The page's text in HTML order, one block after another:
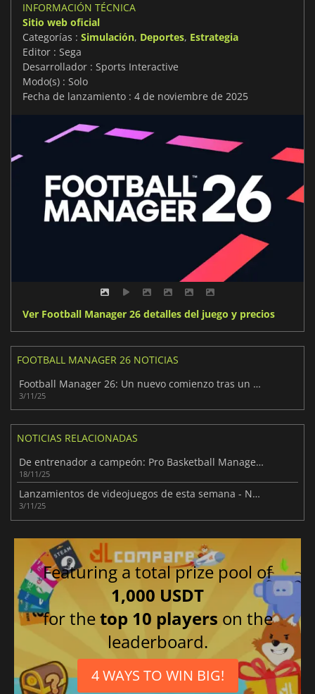
INFORMACIÓN TÉCNICA
Sitio web oficial
Categorías : Simulación, Deportes, Estrategia
Editor : Sega
Desarrollador : Sports Interactive
Modo(s) : Solo
Fecha de lanzamiento : 4 de noviembre de 2025
Ver Football Manager 26 detalles del juego y precios
FOOTBALL MANAGER 26 NOTICIAS
Football Manager 26: Un nuevo comienzo tras un año de silencio
3/11/25
NOTICIAS RELACIONADAS
De entrenador a campeón: Pro Basketball Manager 2026
18/11/25
Lanzamientos de videojuegos de esta semana - Noviembre 2025 (Semana 45)
3/11/25
Featuring a total prize pool of
1,000 USDT
for thetop 10 players on the
leaderboard.
4 WAYS TO WIN BIG!